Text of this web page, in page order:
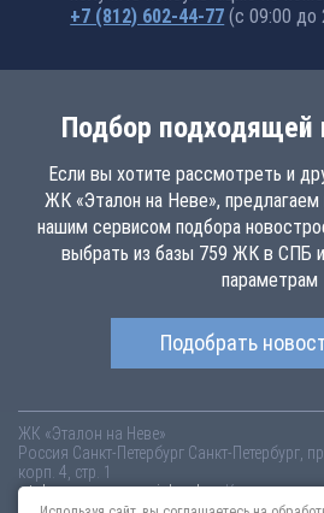
+7 (812) 602-44-77 (с 09:00 до
Подбор подходящей
Если вы хотите рассмотреть и
ЖК «Эталон на Неве», предлагаем
нашим сервисом подбора
выбрать из базы 759 ЖК в СПБ
параметрам
Подобрать
ЖК «Эталон на Неве»
Россия Санкт-Петербург Санкт-Петербург,
корп. 4, стр. 1
etalon-neva.novopoisk.spb.ruКупить